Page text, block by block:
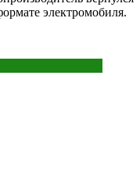
электромобиля.